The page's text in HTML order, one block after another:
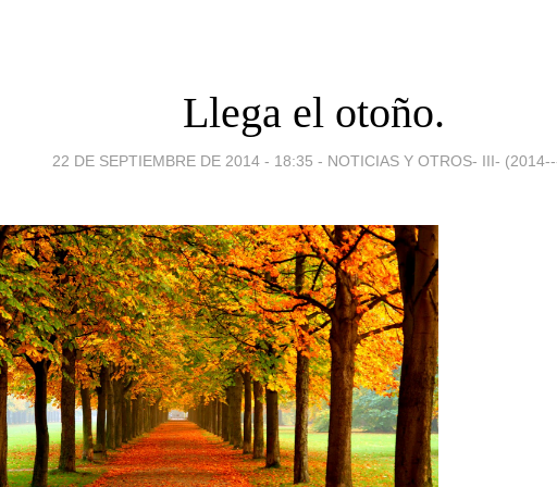
Llega el otoño.
22 DE SEPTIEMBRE DE 2014 - 18:35 - NOTICIAS Y OTROS- III-